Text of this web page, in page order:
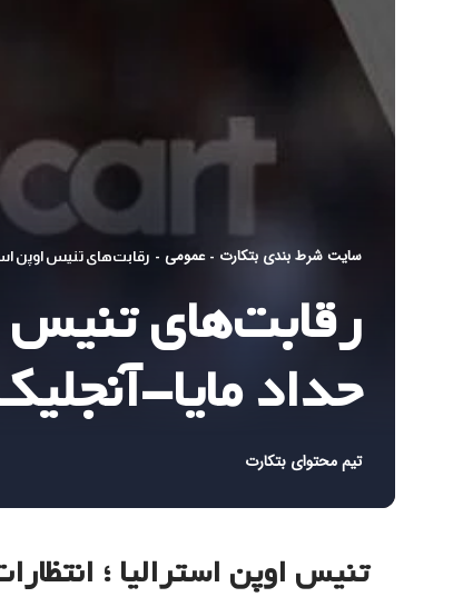
سایت شرط بندی بتکارت - عمومی - رقابت‌های تنیس اوپن
رقابت‌های تنیس
حداد مایا-
تیم محتوای بتکارت
تنیس اوپن استرالیا ؛